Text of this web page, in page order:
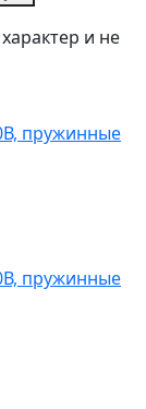
и не
пружинные
пружинные